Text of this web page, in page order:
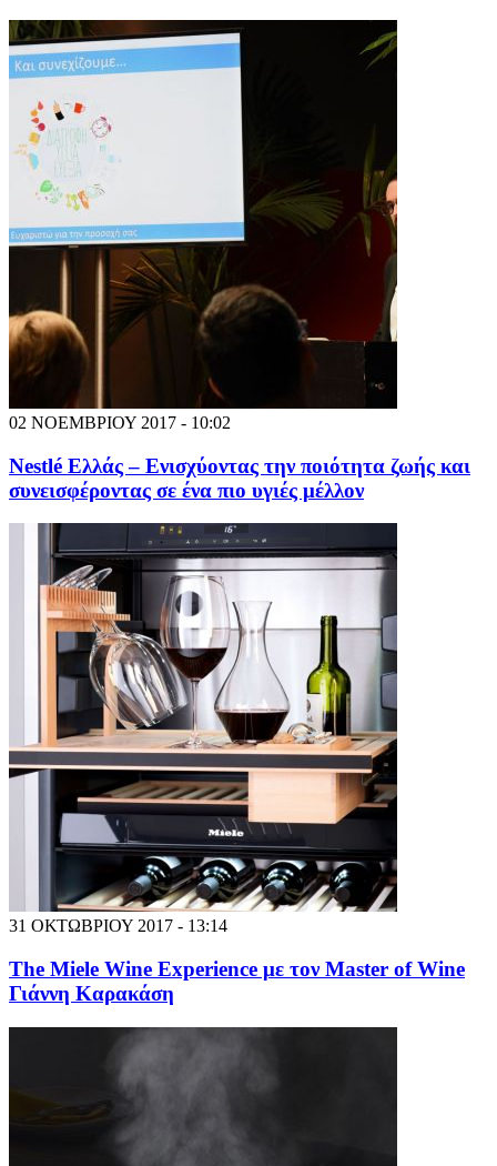
02 ΝΟΕΜΒΡΙΟΥ 2017 - 10:02
Nestlé Ελλάς – Ενισχύοντας την ποιότητα ζωής και
συνεισφέροντας σε ένα πιο υγιές μέλλον
31 ΟΚΤΩΒΡΙΟΥ 2017 - 13:14
The Miele Wine Experience με τον Master of Wine
Γιάννη Καρακάση